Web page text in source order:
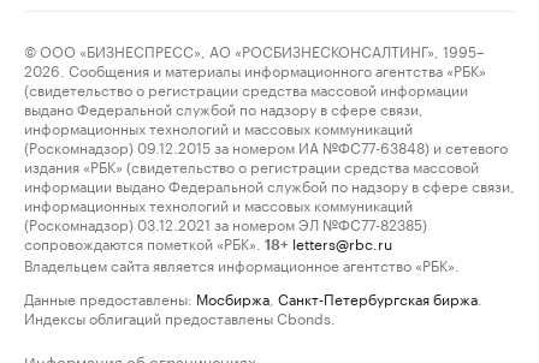
© ООО «БИЗНЕСПРЕСС», АО «РОСБИЗНЕСКОНСАЛТИНГ», 1995–
2026. Сообщения и материалы информационного агентства «РБК»
(свидетельство о регистрации средства массовой информации
выдано Федеральной службой по надзору в сфере связи,
информационных технологий и массовых коммуникаций
(Роскомнадзор) 09.12.2015 за номером ИА №ФС77-63848) и сетевого
издания «РБК» (свидетельство о регистрации средства массовой
информации выдано Федеральной службой по надзору в сфере связи,
информационных технологий и массовых коммуникаций
(Роскомнадзор) 03.12.2021 за номером ЭЛ №ФС77-82385)
сопровождаются пометкой «РБК».
18+ letters@rbc.ru
Владельцем сайта является информационное агентство «РБК».
Данные предоставлены: Мосбиржа Санкт-Петербургская биржа
Индексы облигаций предоставлены Cbonds.